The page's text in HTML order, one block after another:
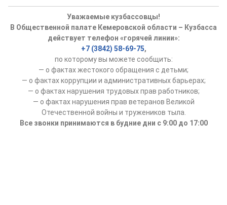
Уважаемые кузбассовцы!
В Общественной палате Кемеровской области – Кузбасса
действует телефон «горячей линии»:
+7 (3842) 58-69-75,
по которому вы можете сообщить:
— о фактах жестокого обращения с детьми;
— о фактах коррупции и административных барьерах;
— о фактах нарушения трудовых прав работников;
— о фактах нарушения прав ветеранов Великой
Отечественной войны и тружеников тыла.
Все звонки принимаются в будние дни с 9:00 до 17:00